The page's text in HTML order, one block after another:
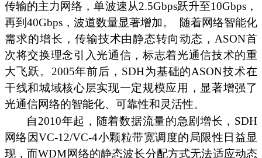
传输的主力网络，单波速从2.5Gbps跃升至10Gbps，
再到40Gbps，波道数量显著增加。
随着网络智能化
需求的增长，传输技术由静态转向动态，ASON首
次将交换理念引入光通信，标志着光通信技术的重
大飞跃。2005年前后，SDH为基础的ASON技术在
干线和城域核心层实现一定规模应用，显著增强了
光通信网络的智能化、可靠性和灵活性。
自2010年起，随着数据流量的急剧增长，SDH
网络因VC-12/VC-4小颗粒带宽调度的局限性日益显
现，而WDM网络的静态波长分配方式无法适应动态